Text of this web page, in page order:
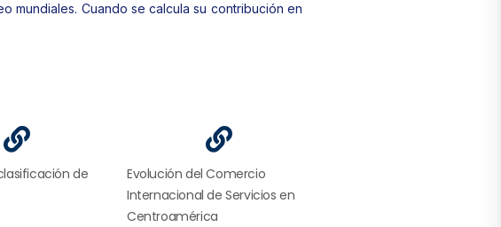
mundiales. Cuando se calcula su contribución en
de
Evolución del Comercio
Internacional de Servicios en
Centroamérica